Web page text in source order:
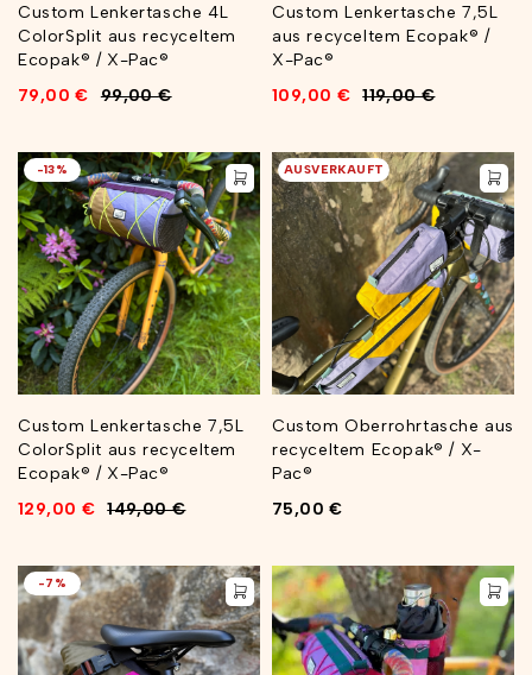
Custom Lenkertasche 4L
ColorSplit aus recyceltem
Ecopak® / X-Pac®
99,00€
79,00€
Custom Lenkertasche 7,5L
aus recyceltem Ecopak® /
X-Pac®
119,00€
109,00 €
-13%
Custom Lenkertasche 7,5L
ColorSplit aus recyceltem
Ecopak® / X-Pac®
149,00€
129,00 €
AUSVERKAUFT
Custom Oberrohrtasche aus
recyceltem Ecopak® / X-
Pac®
75,00€
-7%